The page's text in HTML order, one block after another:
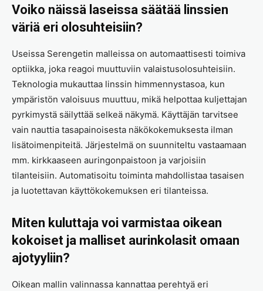
Voiko näissä laseissa säätää linssien
väriä eri olosuhteisiin?
Useissa Serengetin malleissa on automaattisesti toimiva
optiikka, joka reagoi muuttuviin valaistusolosuhteisiin.
Teknologia mukauttaa linssin himmennystasoa, kun
ympäristön valoisuus muuttuu, mikä helpottaa kuljettajan
pyrkimystä säilyttää selkeä näkymä. Käyttäjän tarvitsee
vain nauttia tasapainoisesta näkökokemuksesta ilman
lisätoimenpiteitä. Järjestelmä on suunniteltu vastaamaan
mm. kirkkaaseen auringonpaistoon ja varjoisiin
tilanteisiin. Automatisoitu toiminta mahdollistaa tasaisen
ja luotettavan käyttökokemuksen eri tilanteissa.
Miten kuluttaja voi varmistaa oikean
kokoiset ja malliset aurinkolasit omaan
ajotyyliin?
Oikean mallin valinnassa kannattaa perehtyä eri